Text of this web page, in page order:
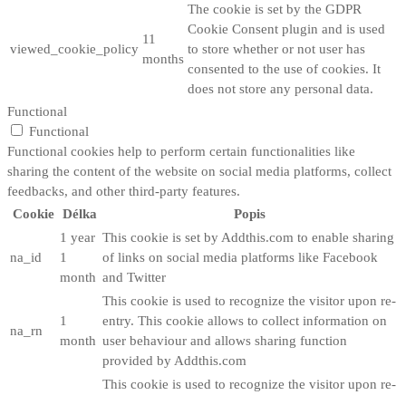
viewed_cookie_policy
11
months
The cookie is set by the GDPR
Cookie Consent plugin and is used
to store whether or not user has
consented to the use of cookies. It
does not store any personal data.
Functional
Functional
Functional cookies help to perform certain functionalities like
sharing the content of the website on social media platforms, collect
feedbacks, and other third-party features.
Cookie Délka Popis
na_id
1 year
1
month
This cookie is set by Addthis.com to enable sharing
of links on social media platforms like Facebook
and Twitter
na_rn
1
month
This cookie is used to recognize the visitor upon re-
entry. This cookie allows to collect information on
user behaviour and allows sharing function
provided by Addthis.com
This cookie is used to recognize the visitor upon re-